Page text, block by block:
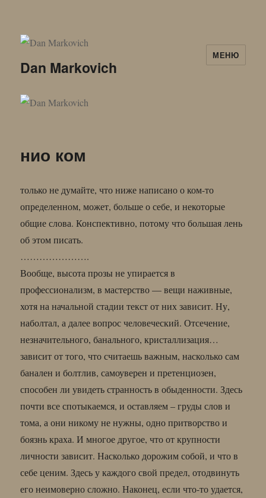
Dan Markovich
МЕНЮ
нио ком
только не думайте, что ниже написано о ком-то
определенном, может, больше о себе, и некоторые
общие слова. Конспективно, потому что большая лень
об этом писать.
………………….
Вообще, высота прозы не упирается в
профессионализм, в мастерство — вещи наживные,
хотя на начальной стадии текст от них зависит. Ну,
наболтал, а далее вопрос человеческий. Отсечение,
незначительного, банального, кристаллизация…
зависит от того, что считаешь важным, насколько сам
банален и болтлив, самоуверен и претенциозен,
способен ли увидеть странность в обыденности. Здесь
почти все спотыкаемся, и оставляем – груды слов и
тома, а они никому не нужны, одно притворство и
боязнь краха. И многое другое, что от крупности
личности зависит. Насколько дорожим собой, и что в
себе ценим. Здесь у каждого свой предел, отодвинуть
его неимоверно сложно. Наконец, если что-то удается,